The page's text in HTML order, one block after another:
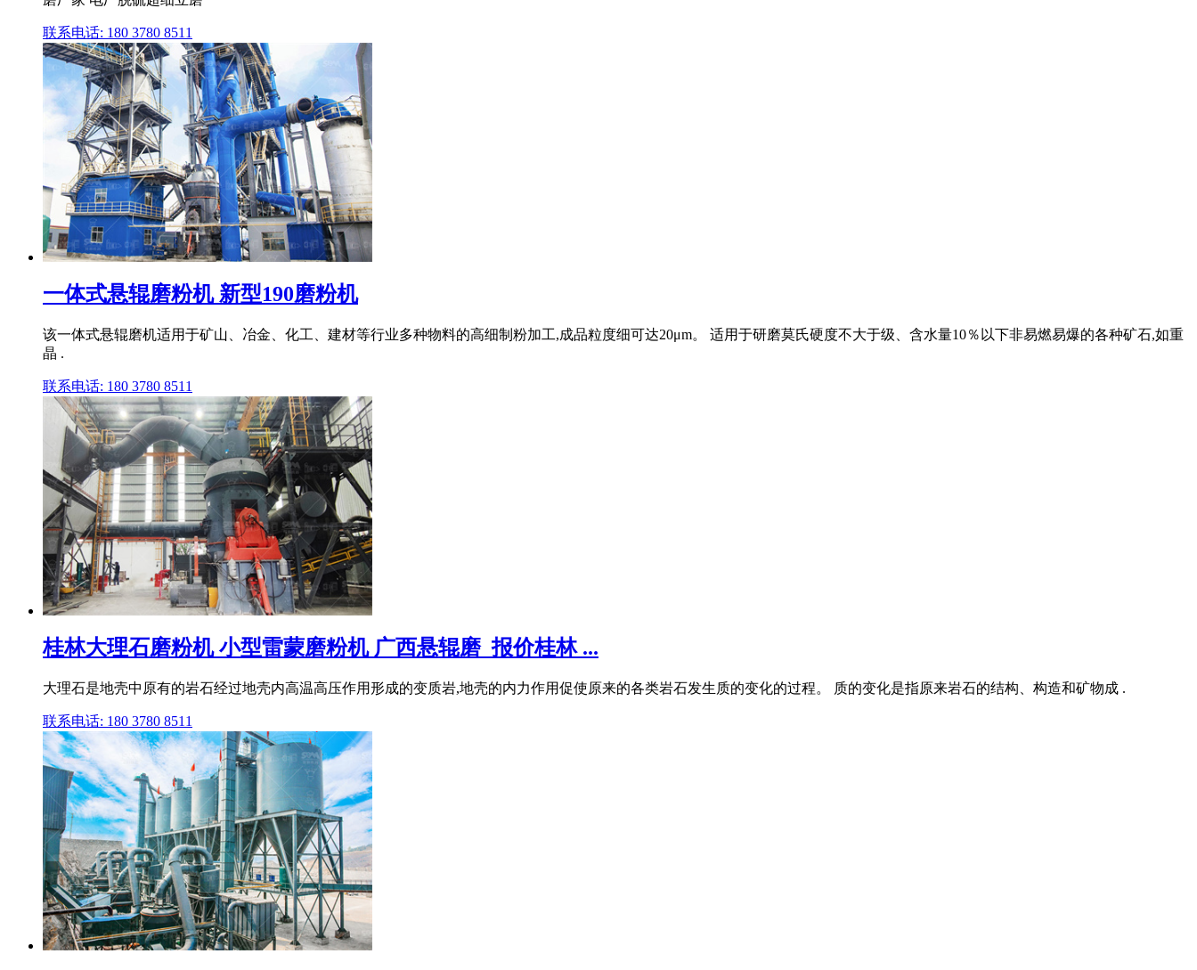
联系电话: 180 3780 8511
一体式悬辊磨粉机 新型190磨粉机
该一体式悬辊磨机适用于矿山、冶金、化工、建材等行业多种物料的高细制粉加工,成品粒度细可达20μm。 适用于研磨莫氏硬度不大于级、含水量10％以下非易燃易爆的各种矿石,如重
晶 .
联系电话: 180 3780 8511
桂林大理石磨粉机 小型雷蒙磨粉机 广西悬辊磨_报价桂林 ...
大理石是地壳中原有的岩石经过地壳内高温高压作用形成的变质岩,地壳的内力作用促使原来的各类岩石发生质的变化的过程。 质的变化是指原来岩石的结构、构造和矿物成 .
联系电话: 180 3780 8511